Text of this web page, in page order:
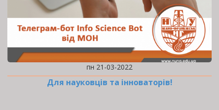
пн 21-03-2022
Для науковців та інноваторів!